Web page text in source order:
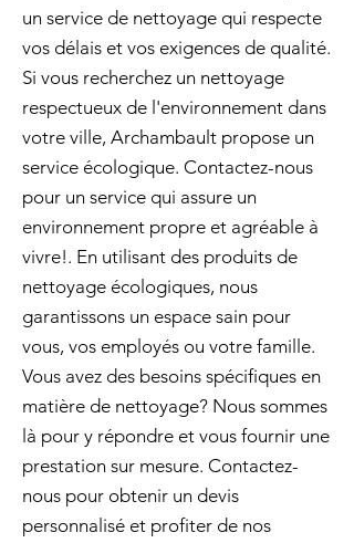
un service de nettoyage qui respecte
vos délais et vos exigences de qualité.
Si vous recherchez un nettoyage
respectueux de l'environnement dans
votre ville, Archambault propose un
service écologique. Contactez-nous
pour un service qui assure un
environnement propre et agréable à
vivre!. En utilisant des produits de
nettoyage écologiques, nous
garantissons un espace sain pour
vous, vos employés ou votre famille.
Vous avez des besoins spécifiques en
matière de nettoyage? Nous sommes
là pour y répondre et vous fournir une
prestation sur mesure. Contactez-
nous pour obtenir un devis
personnalisé et profiter de nos